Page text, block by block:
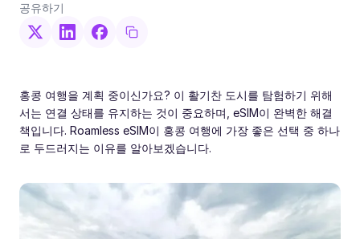
공유하기
홍콩 여행을 계획 중이신가요? 이 활기찬 도시를 탐험하기 위해
서는 연결 상태를 유지하는 것이 중요하며, eSIM이 완벽한 해결
책입니다. Roamless eSIM이 홍콩 여행에 가장 좋은 선택 중 하나
로 두드러지는 이유를 알아보겠습니다.